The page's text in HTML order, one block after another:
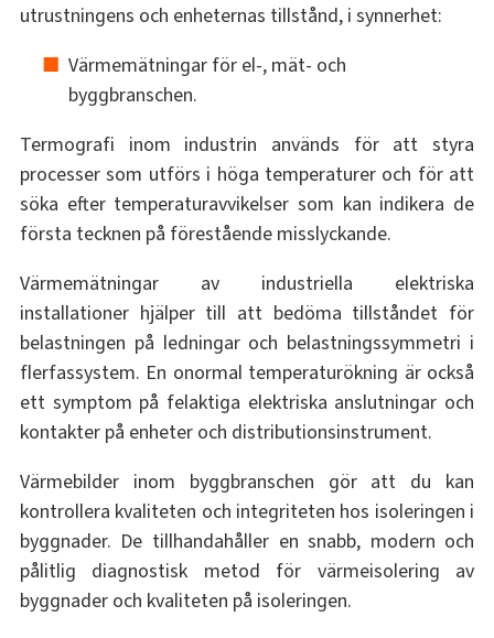
utrustningens och enheternas tillstånd, i synnerhet:
Värmemätningar för el-, mät- och
byggbranschen.
Termografi inom industrin används för att styra
processer som utförs i höga temperaturer och för att
söka efter temperaturavvikelser som kan indikera de
första tecknen på förestående misslyckande.
Värmemätningar av industriella elektriska
installationer hjälper till att bedöma tillståndet för
belastningen på ledningar och belastningssymmetri i
flerfassystem. En onormal temperaturökning är också
ett symptom på felaktiga elektriska anslutningar och
kontakter på enheter och distributionsinstrument.
Värmebilder inom byggbranschen gör att du kan
kontrollera kvaliteten och integriteten hos isoleringen i
byggnader. De tillhandahåller en snabb, modern och
pålitlig diagnostisk metod för värmeisolering av
byggnader och kvaliteten på isoleringen.